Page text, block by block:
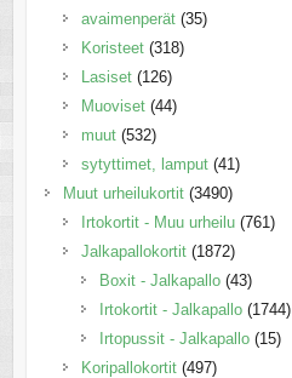
avaimenperät (35)
Koristeet (318)
Lasiset (126)
Muoviset (44)
muut (532)
sytyttimet, lamput (41)
Muut urheilukortit (3490)
Irtokortit - Muu urheilu (761)
Jalkapallokortit (1872)
Boxit - Jalkapallo (43)
Irtokortit - Jalkapallo (1744)
Irtopussit - Jalkapallo (15)
Koripallokortit (497)